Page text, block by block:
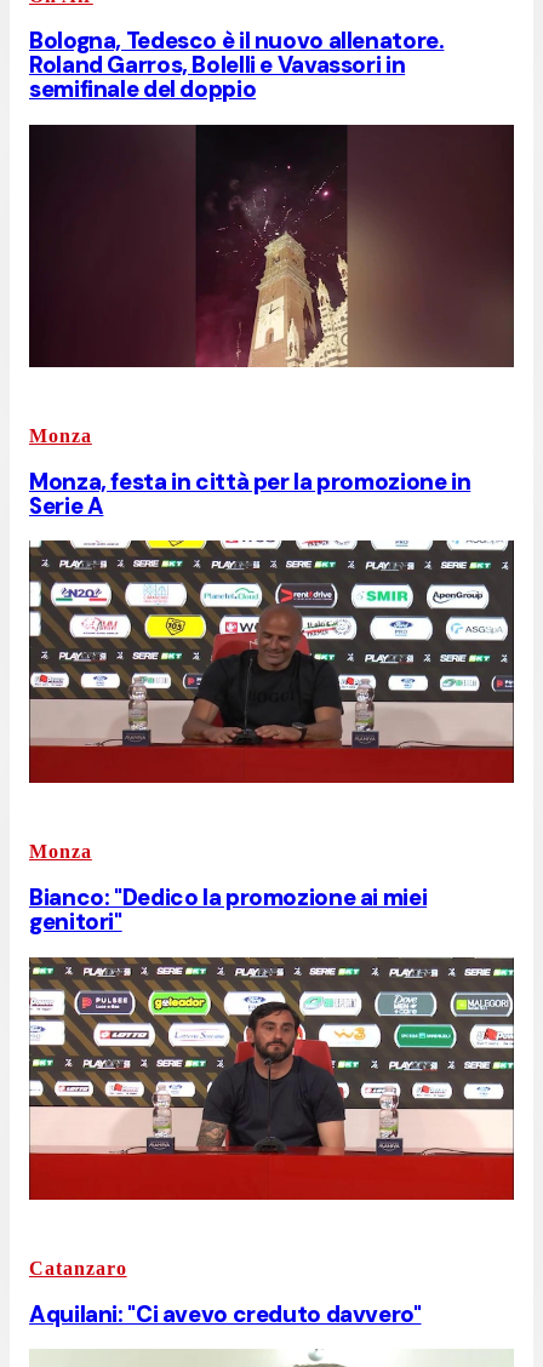
Bologna, Tedesco è il nuovo allenatore.
Roland Garros, Bolelli e Vavassori in
semifinale del doppio
Monza
Monza, festa in città per la promozione in
Serie A
Monza
Bianco: "Dedico la promozione ai miei
genitori"
Catanzaro
Aquilani: "Ci avevo creduto davvero"